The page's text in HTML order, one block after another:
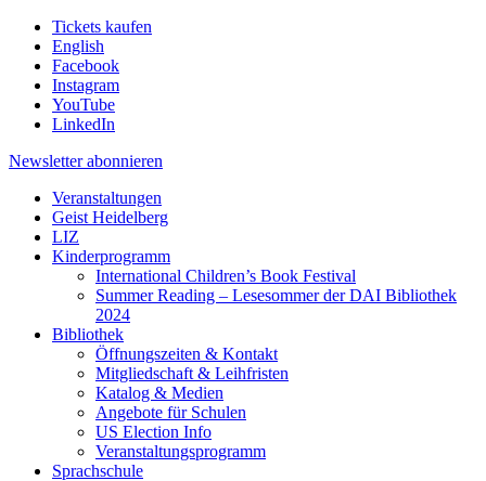
Tickets kaufen
English
Facebook
Instagram
YouTube
LinkedIn
Newsletter abonnieren
Veranstaltungen
Geist Heidelberg
LIZ
Kinderprogramm
International Children’s Book Festival
Summer Reading – Lesesommer der DAI Bibliothek
2024
Bibliothek
Öffnungszeiten & Kontakt
Mitgliedschaft & Leihfristen
Katalog & Medien
Angebote für Schulen
US Election Info
Veranstaltungsprogramm
Sprachschule